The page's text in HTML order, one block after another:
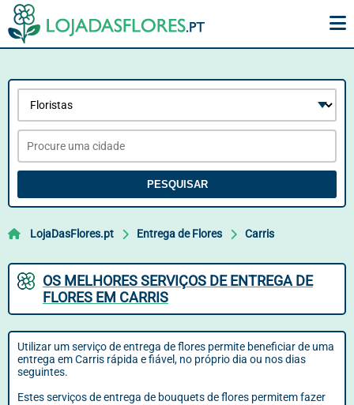
PESQUISAR
LojaDasFlores.pt Entrega de Flores Carris
OS MELHORES SERVIÇOS DE ENTREGA DE
FLORES EM CARRIS
Utilizar um serviço de entrega de flores permite beneficiar de uma
entrega em Carris rápida e fiável, no próprio dia ou nos dias
seguintes.
Estes serviços de entrega de bouquets de flores permitem fazer